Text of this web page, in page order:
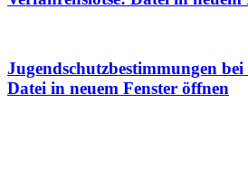
Jugendschutzbestimmungen
Datei in neuem Fenster öffnen